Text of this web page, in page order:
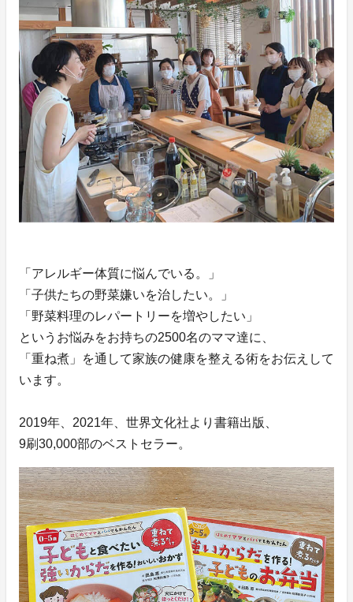
「アレルギー体質に悩んでいる。」
「子供たちの野菜嫌いを治したい。」
「野菜料理のレパートリーを増やしたい」
というお悩みをお持ちの2500名のママ達に、
「重ね煮」を通して家族の健康を整える術をお伝えして
います。
2019年、2021年、世界文化社より書籍出版、
9刷30,000部のベストセラー。